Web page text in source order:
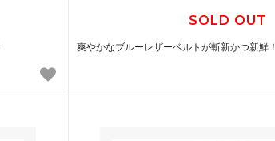
SOLD OUT
爽やかなブルーレザーベルトが斬新かつ新鮮！